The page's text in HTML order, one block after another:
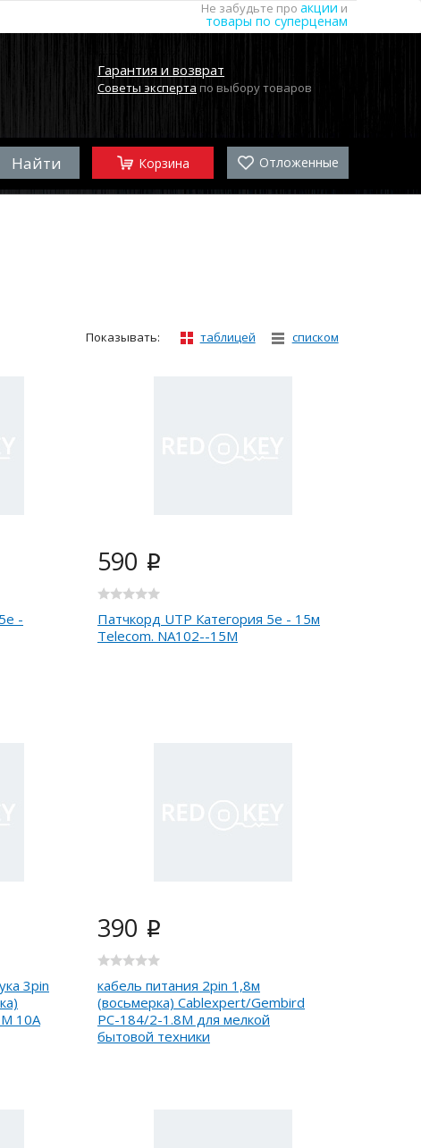
Не забудьте про акции и
товары по суперценам
Гарантия и возврат
Советы эксперта по выбору товаров
Корзина Отложенные
Показывать: таблицей списком
-
590 i
Патчкорд UTP Категория 5е - 15м
Telecom. NA102--15M
3pin
10А
390 i
кабель питания 2pin 1,8м
(восьмерка) Cablexpert/Gembird
PC-184/2-1.8M для мелкой
бытовой техники